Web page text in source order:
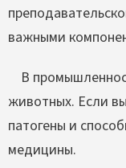
важными
В
животных. Если
патогены и
медицины.